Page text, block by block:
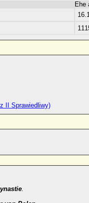
Ehe
II Sprawiedliwy)
.